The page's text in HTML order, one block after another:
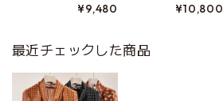
¥9,480 ¥10,800
最近チェックした商品